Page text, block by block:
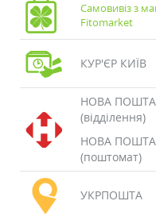
Самовивіз з
Fitomarket
КУР'ЄР КИЇВ
НОВА ПОШТА
(відділення)
НОВА ПОШТА
(поштомат)
УКРПОШТА